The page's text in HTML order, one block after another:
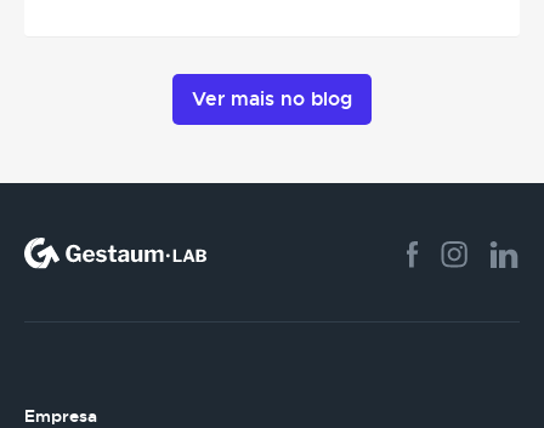
Ver mais no blog
Empresa